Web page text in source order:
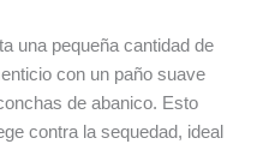
una pequeña cantidad de
con un paño suave
de abanico. Esto
contra la sequedad, ideal